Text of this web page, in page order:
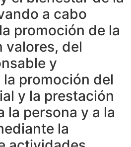
a cabo
promoción de la
valores, del
y
promoción del
y la prestación
la persona y a la
la